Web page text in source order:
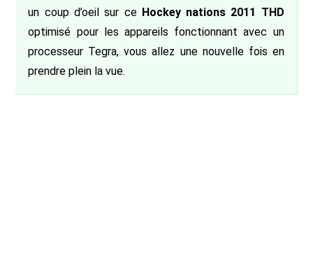
un coup d’oeil sur ce Hockey nations 2011 THD
optimisé pour les appareils fonctionnant avec un
processeur Tegra, vous allez une nouvelle fois en
prendre plein la vue.